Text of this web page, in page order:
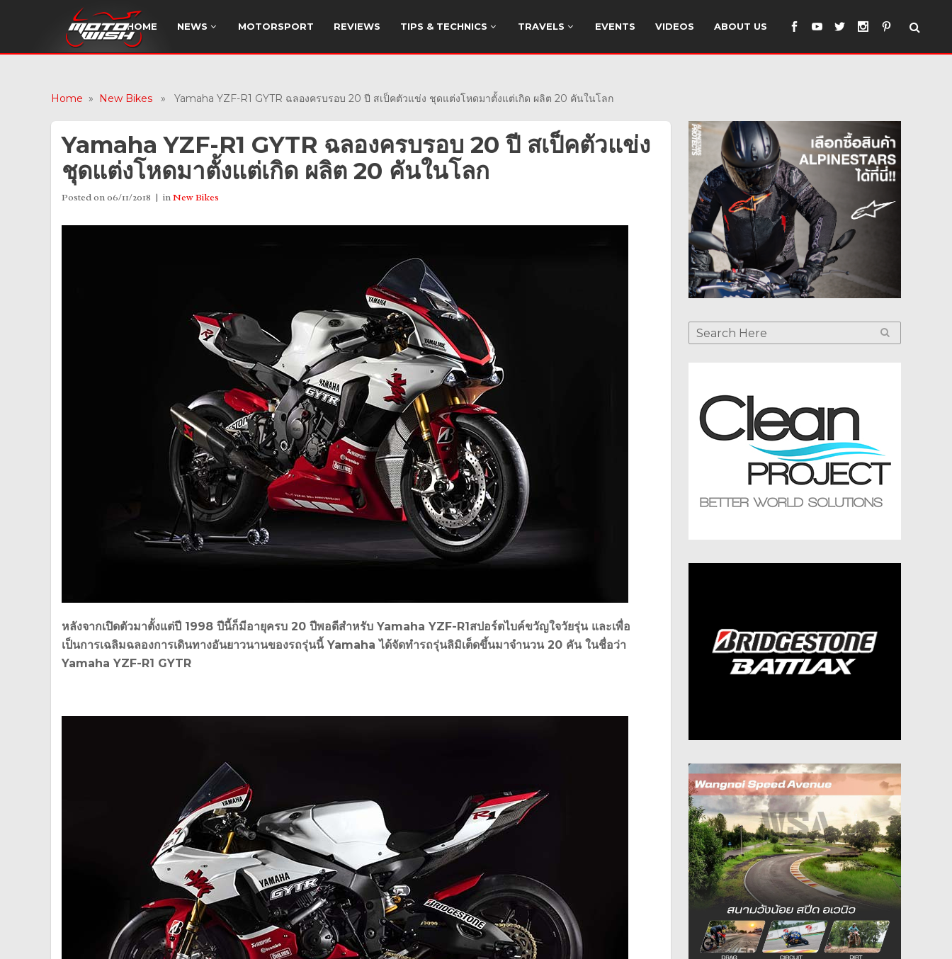
HOME NEWS MOTORSPORT REVIEWS TIPS & TECHNICS TRAVELS EVENTS VIDEOS ABOUT US
Home » New Bikes » Yamaha YZF-R1 GYTR ฉลองครบรอบ 20 ปี สเป็คตัวแข่ง ชุดแต่งโหดมาตั้งแต่เกิด ผลิต 20 คันในโลก
Yamaha YZF-R1 GYTR ฉลองครบรอบ 20 ปี สเป็คตัวแข่ง
ชุดแต่งโหดมาตั้งแต่เกิด ผลิต 20 คันในโลก
Posted on06/11/2018 inNew Bikes
หลังจากเปิดตัวมาตั้งแต่ปี 1998 ปีนี้ก็มีอายุครบ 20 ปีพอดีสำหรับ Yamaha YZF-R1สปอร์ตไบค์ขวัญใจวัยรุ่น และเพื่อ
เป็นการเฉลิมฉลองการเดินทางอันยาวนานของรถรุ่นนี้ Yamaha ได้จัดทำรถรุ่นลิมิเต็ดขึ้นมาจำนวน 20 คัน ในชื่อว่า
Yamaha YZF-R1 GYTR